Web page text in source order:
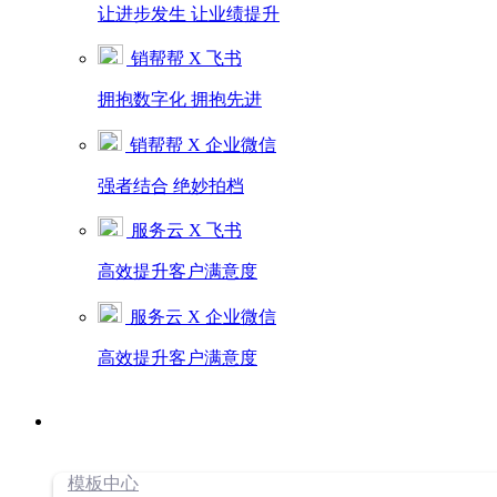
让进步发生 让业绩提升
销帮帮 X 飞书
拥抱数字化 拥抱先进
销帮帮 X 企业微信
强者结合 绝妙拍档
服务云 X 飞书
高效提升客户满意度
服务云 X 企业微信
高效提升客户满意度
模板中心